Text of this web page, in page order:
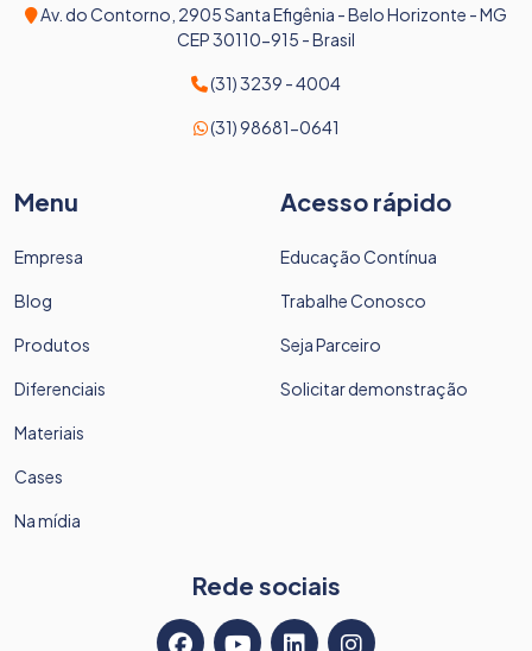
Av. do Contorno, 2905 Santa Efigênia - Belo Horizonte - MG
CEP 30110-915 - Brasil
(31) 3239 - 4004
(31) 98681-0641
Menu
Empresa
Blog
Produtos
Diferenciais
Materiais
Cases
Na mídia
Acesso rápido
Educação Contínua
Trabalhe Conosco
Seja Parceiro
Solicitar demonstração
Rede sociais